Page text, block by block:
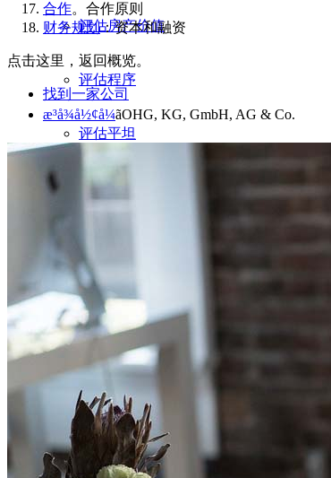
评估房产价值
评估程序
评估平坦
宅院评估
评估市场价值
房地产
合作。合作原则
财务规划：资本和融资
点击这里，返回概览。
找到一家公司
æ³å¾å½¢å¼ãOHG, KG, GmbH, AG & Co.